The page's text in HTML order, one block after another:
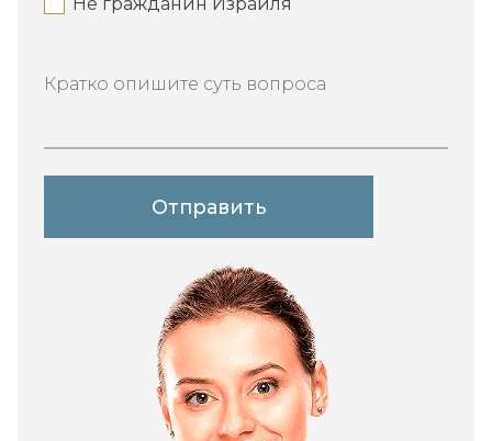
Не гражданин Израиля
Кратко опишите суть вопроса